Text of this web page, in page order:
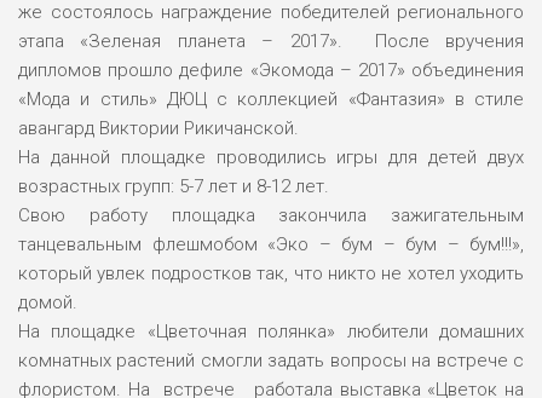
же состоялось награждение победителей регионального
этапа «Зеленая планета – 2017». После вручения
дипломов прошло дефиле «Экомода – 2017» объединения
«Мода и стиль» ДЮЦ с коллекцией «Фантазия» в стиле
авангард Виктории Рикичанской.
На данной площадке проводились игры для детей двух
возрастных групп: 5-7 лет и 8-12 лет.
Свою работу площадка закончила зажигательным
танцевальным флешмобом «Эко – бум – бум – бум!!!»,
который увлек подростков так, что никто не хотел уходить
домой.
На площадке «Цветочная полянка» любители домашних
комнатных растений смогли задать вопросы на встрече с
флористом. На встрече работала выставка «Цветок на